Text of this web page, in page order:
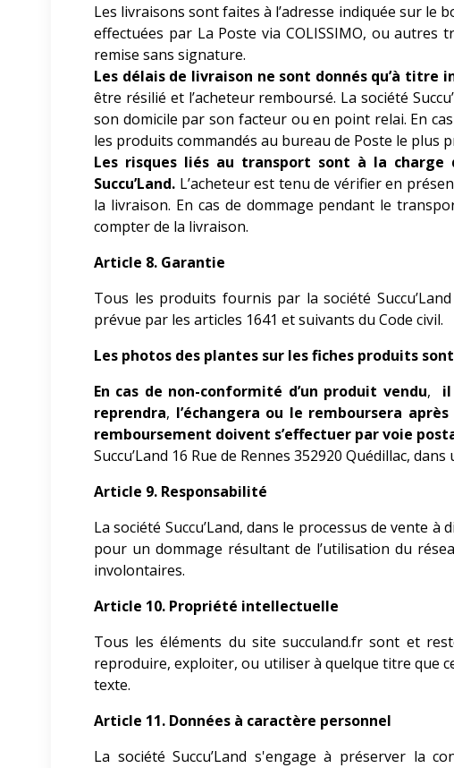
Les livraisons sont faites à l’adresse indiquée sur le
effectuées par La Poste via COLISSIMO, ou
remise sans signature.
Les délais de livraison ne sont donnés qu’à titre
être résilié et l’acheteur remboursé. La société
son domicile par son facteur ou en point relai. En
les produits commandés au bureau de Poste le plus
Les risques liés au transport sont à la
Succu’Land. L’acheteur est tenu de vérifier en
la livraison. En cas de dommage pendant le
compter de la livraison.
Article 8. Garantie
Tous les produits fournis par la société Succu’Land
prévue par les articles 1641 et suivants du Code civil.
Les photos des plantes sur les fiches produits
En cas de non-conformité d’un produit vendu,
reprendra, l’échangera ou le remboursera
remboursement doivent s’effectuer par voie
Succu’Land 16 Rue de Rennes 352920 Quédillac,
Article 9. Responsabilité
La société Succu’Land, dans le processus de vente
pour un dommage résultant de l’utilisation du
involontaires.
Article 10. Propriété intellectuelle
Tous les éléments du site succuland.fr sont et
reproduire, exploiter, ou utiliser à quelque titre que
texte.
Article 11. Données à caractère personnel
La société Succu’Land s'engage à préserver la